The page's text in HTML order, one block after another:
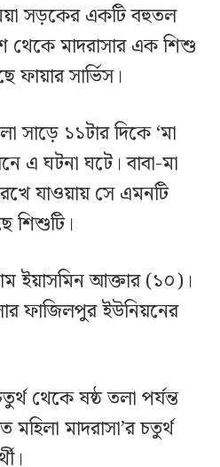
সড়কের একটি বহুতল
থেকে মাদরাসার এক শিশু
ফায়ার সার্ভিস।
সাড়ে ১১টার দিকে ‌‘মা
এ ঘটনা ঘটে। বাবা-মা
যাওয়ায় সে এমনটি
শিশুটি।
ইয়াসমিন আক্তার (১০)।
ফাজিলপুর ইউনিয়নের
থেকে ষষ্ঠ তলা পর্যন্ত
মাদরাসা’র চতুর্থ